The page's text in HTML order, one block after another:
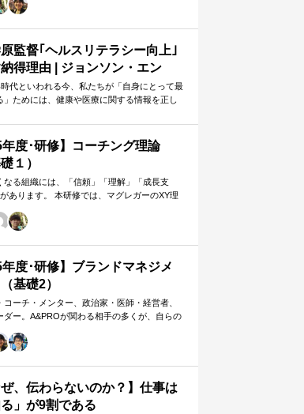
」「どうすれば自ら動くようになるのか」
）を、“人間理解”を通して紐解く実践型のプ
監督｢ヘルスリテラシー向上｣
得理由 | ジョンソン・エン
ョンソン | 東洋経済オンライ
代といわれる今、私たちが「自身にとって最
」ためには、健康や医療に関する情報を正し
年度･研修】コーチング理論
１）
なる組織には、「信頼」「理解」「成長支
あります。 本研修では、マグレガーのXY理
」「どうすれば自ら動くようになるのか」
）を、“人間理解”を通して紐解く実践型のプ
年度･研修】ブランドマネジメ
基礎2）
コーチ・メンター、政治家・医師・経営者、
ダー。A&PROが関わる相手の多くが、自らの
ぜ、伝わらないのか？】仕事は
る」が9割である